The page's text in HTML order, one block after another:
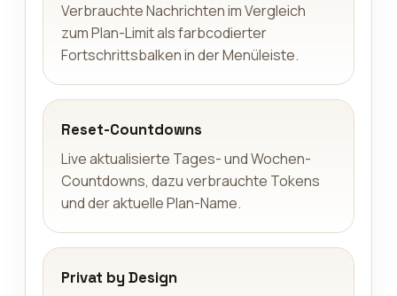
Verbrauchte Nachrichten im Vergleich
zum Plan-Limit als farbcodierter
Fortschrittsbalken in der Menüleiste.
Reset-Countdowns
Live aktualisierte Tages- und Wochen-
Countdowns, dazu verbrauchte Tokens
und der aktuelle Plan-Name.
Privat by Design